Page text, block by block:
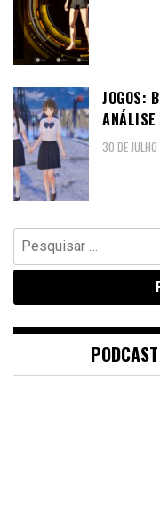
JOGOS:
ANÁLISE
30 DE
Pesquisar
por: